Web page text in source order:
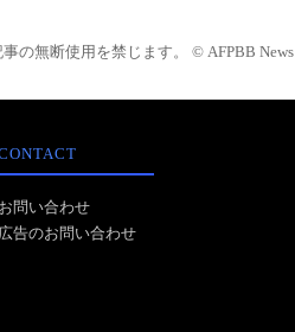
の無断使用を禁じます。 © AFPBB News
お問い合わせ
広告のお問い合わせ